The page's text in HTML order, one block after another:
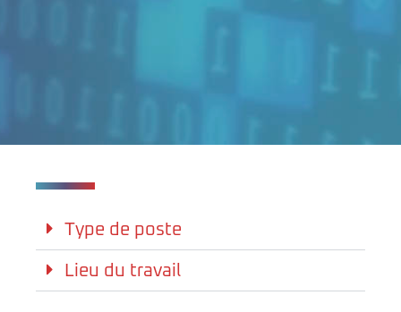
Type de poste
Lieu du travail